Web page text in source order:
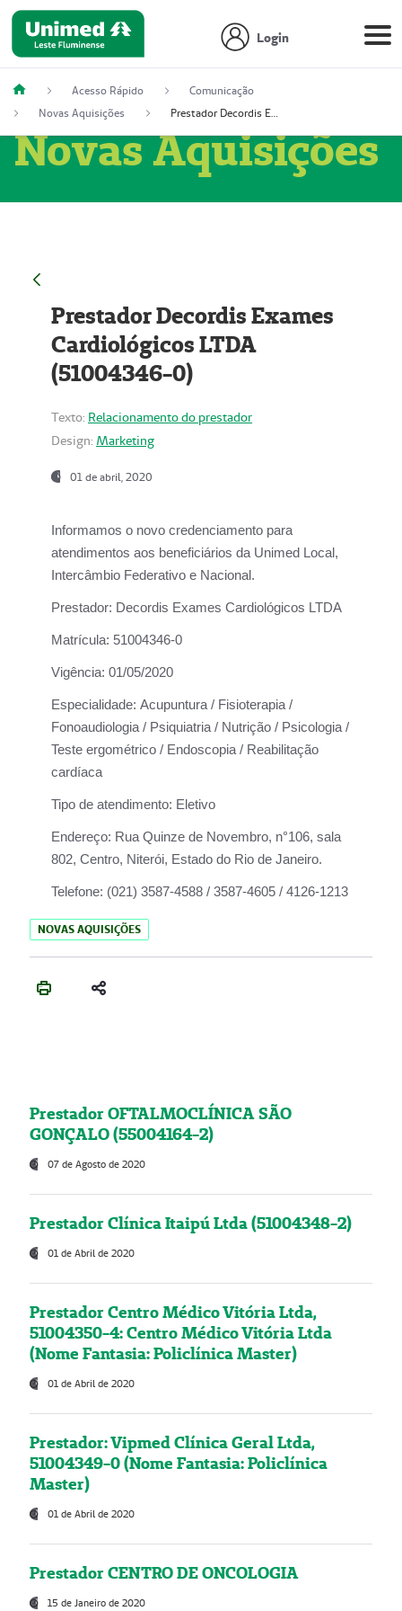
Login
Acesso Rápido
Comunicação
Novas Aquisições
Prestador Decordis Exames Cardiológicos LTDA (51004346-0)
Novas Aquisições
Prestador Decordis Exames
Cardiológicos LTDA
(51004346-0)
Texto: Relacionamento do prestador
Design: Marketing
01 de abril, 2020
Informamos o novo credenciamento para
atendimentos aos beneficiários da Unimed Local,
Intercâmbio Federativo e Nacional.
Prestador: Decordis Exames Cardiológicos LTDA
Matrícula: 51004346-0
Vigência: 01/05/2020
Especialidade: Acupuntura / Fisioterapia /
Fonoaudiologia / Psiquiatria / Nutrição / Psicologia /
Teste ergométrico / Endoscopia / Reabilitação
cardíaca
Tipo de atendimento: Eletivo
Endereço: Rua Quinze de Novembro, n°106, sala
802, Centro, Niterói, Estado do Rio de Janeiro.
Telefone: (021) 3587-4588 / 3587-4605 / 4126-1213
NOVAS AQUISIÇÕES
Prestador OFTALMOCLÍNICA SÃO
GONÇALO (55004164-2)
07 de Agosto de 2020
Prestador Clínica Itaipú Ltda (51004348-2)
01 de Abril de 2020
Prestador Centro Médico Vitória Ltda,
51004350-4: Centro Médico Vitória Ltda
(Nome Fantasia: Policlínica Master)
01 de Abril de 2020
Prestador: Vipmed Clínica Geral Ltda,
51004349-0 (Nome Fantasia: Policlínica
Master)
01 de Abril de 2020
Prestador CENTRO DE ONCOLOGIA
15 de Janeiro de 2020